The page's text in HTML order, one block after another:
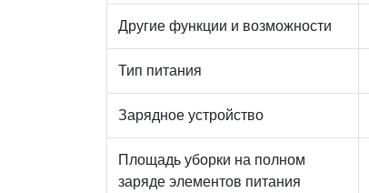
Другие функции и возможности
Тип питания
Зарядное устройство
Площадь уборки на полном
заряде элементов питания